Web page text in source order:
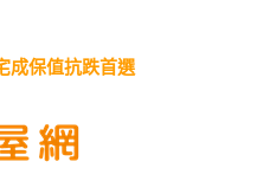
保值抗跌首選